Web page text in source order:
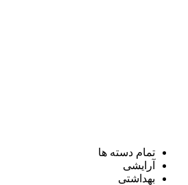
تمام دسته ها
آرایشی
بهداشتی